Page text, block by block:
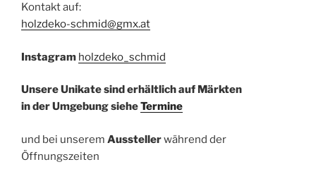
Kontakt auf:
holzdeko-schmid@gmx.at
Instagram holzdeko_schmid
Unsere Unikate sind erhältlich auf Märkten
in der Umgebung sieheTermine
und bei unserem Ausstellerwährend der
Öffnungszeiten